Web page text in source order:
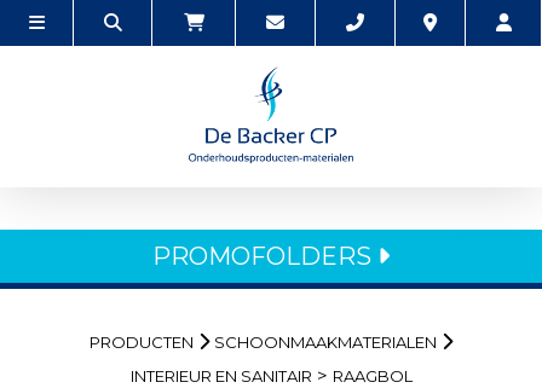
PROMOFOLDERS
PRODUCTEN
SCHOONMAAKMATERIALEN
INTERIEUR EN SANITAIR > RAAGBOL